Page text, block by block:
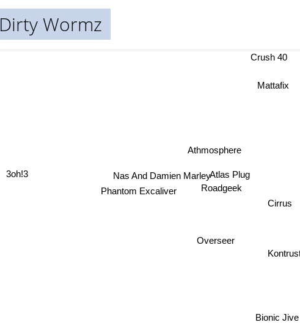
Dirty Wormz
Bionic Jive
Kontrust
Cirrus
Overseer
Roadgeek
Atlas Plug
Phantom Excaliver
Athmosphere
Nas And Damien Marley
Mattafix
Crush 40
3oh!3